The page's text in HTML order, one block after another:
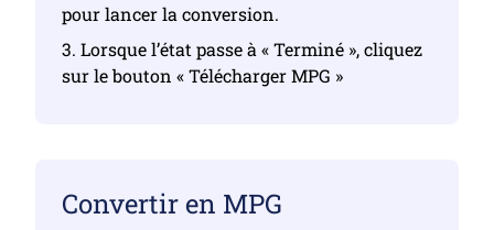
pour lancer la conversion.
3. Lorsque l’état passe à « Terminé », cliquez
sur le bouton « Télécharger MPG »
Convertir en MPG